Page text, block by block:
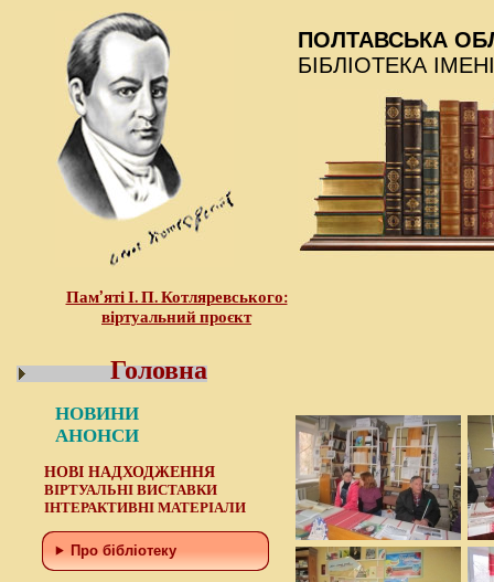
Пам’яті І. П. Котляревського:
віртуальний проєкт
ПОЛТАВСЬКА
БІБЛІОТЕКА
Головна
НОВИНИ
АНОНСИ
НОВІ НАДХОДЖЕННЯ
ВІРТУАЛЬНІ ВИСТАВКИ
ІНТЕРАКТИВНІ МАТЕРІАЛИ
Про бібліотеку